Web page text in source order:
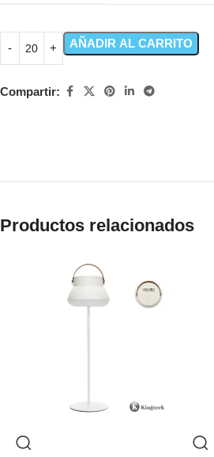
AÑADIR AL CARRITO
Compartir:
Productos relacionados